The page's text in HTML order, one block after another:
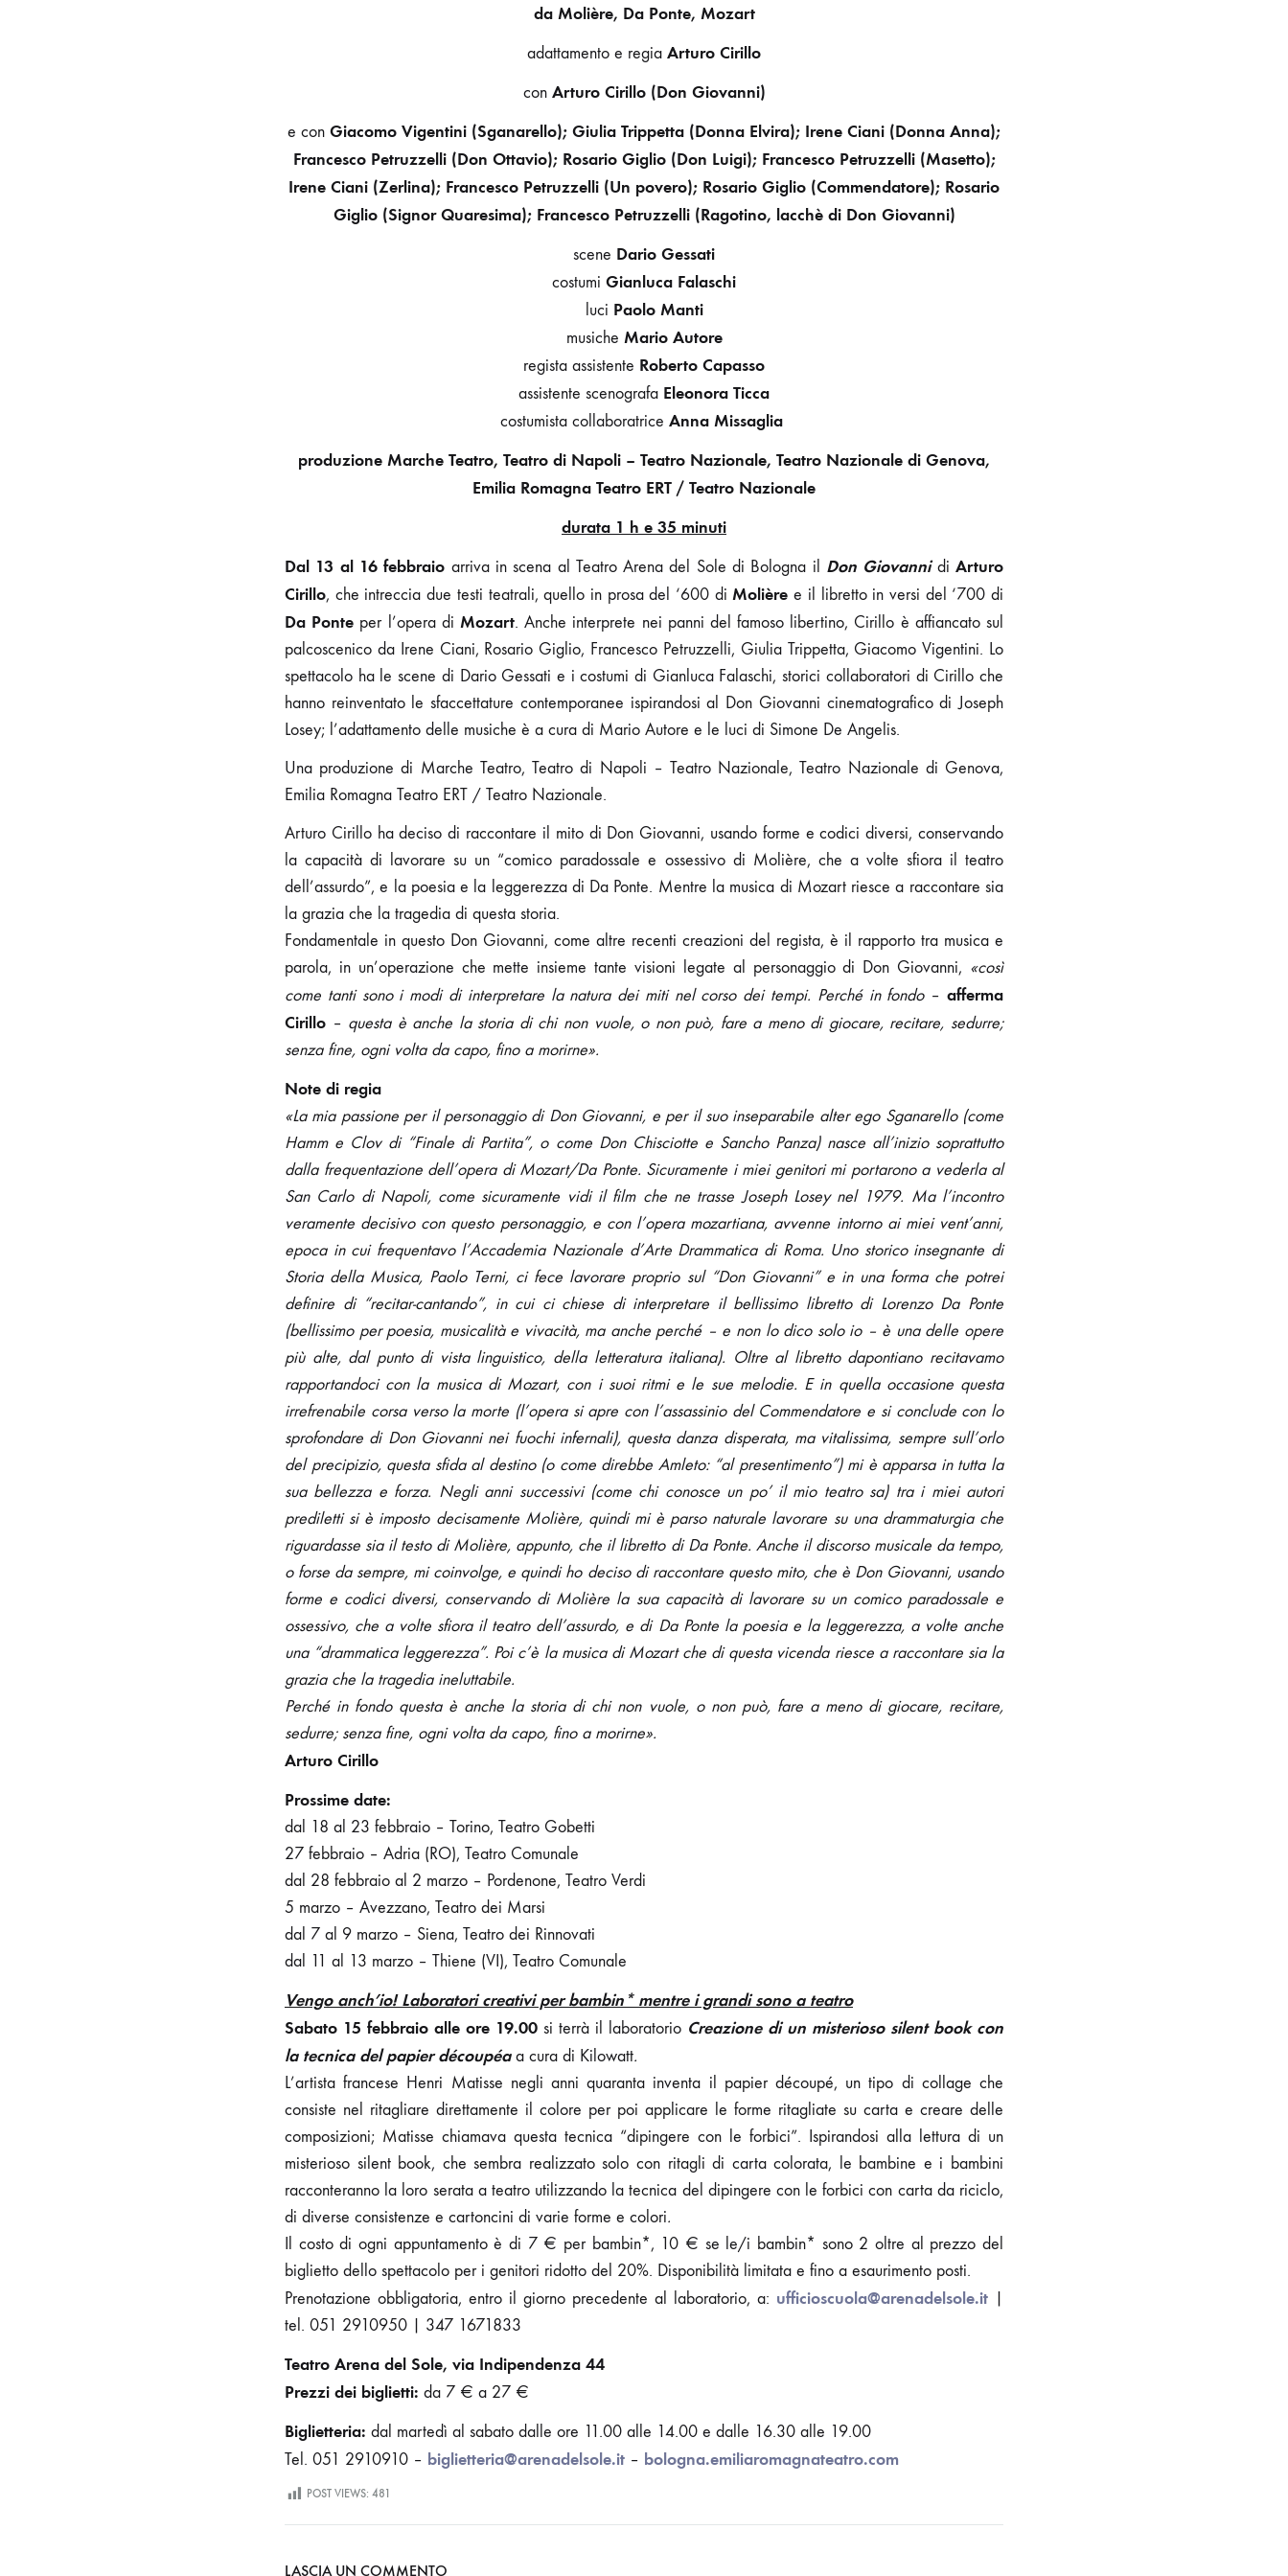
da Molière, Da Ponte, Mozart
adattamento e regia Arturo Cirillo
conArturo Cirillo (Don Giovanni)
e con Giacomo Vigentini (Sganarello); Giulia Trippetta (Donna Elvira); Irene Ciani (Donna Anna);
Francesco Petruzzelli (Don Ottavio); Rosario Giglio (Don Luigi); Francesco Petruzzelli (Masetto);
Irene Ciani (Zerlina); Francesco Petruzzelli (Un povero); Rosario Giglio (Commendatore); Rosario
Giglio (Signor Quaresima); Francesco Petruzzelli (Ragotino, lacchè di Don Giovanni)
scene Dario Gessati
costumi Gianluca Falaschi
luci Paolo Manti
musiche Mario Autore
regista assistente Roberto Capasso
assistente scenografa Eleonora Ticca
costumista collaboratrice Anna Missaglia
produzione Marche Teatro, Teatro di Napoli – Teatro Nazionale, Teatro Nazionale di Genova,
Emilia Romagna Teatro ERT / Teatro Nazionale
durata 1 h e 35 minuti
Dal 13 al 16 febbraio arriva in scena al Teatro Arena del Sole di Bologna il Don GiovannidiArturo
Cirillo, che intreccia due testi teatrali, quello in prosa del ‘600 diMolière e il libretto in versi del ‘700 di
Da Ponte per l’opera di Mozart. Anche interprete nei panni del famoso libertino, Cirillo è affiancato sul
palcoscenico da Irene Ciani, Rosario Giglio, Francesco Petruzzelli, Giulia Trippetta, Giacomo Vigentini. Lo
spettacolo ha le scene di Dario Gessati e i costumi di Gianluca Falaschi, storici collaboratori di Cirillo che
hanno reinventato le sfaccettature contemporanee ispirandosi al Don Giovanni cinematografico di Joseph
Losey; l’adattamento delle musiche è a cura di Mario Autore e le luci di Simone De Angelis.
Una produzione di Marche Teatro, Teatro di Napoli – Teatro Nazionale, Teatro Nazionale di Genova,
Emilia Romagna Teatro ERT / Teatro Nazionale.
Arturo Cirillo ha deciso di raccontare il mito di Don Giovanni, usando forme e codici diversi, conservando
la capacità di lavorare su un “comico paradossale e ossessivo di Molière, che a volte sfiora il teatro
dell’assurdo”, e la poesia e la leggerezza di Da Ponte. Mentre la musica di Mozart riesce a raccontare sia
la grazia che la tragedia di questa storia.
Fondamentale in questo Don Giovanni, come altre recenti creazioni del regista, è il rapporto tra musica e
parola, in un’operazione che mette insieme tante visioni legate al personaggio di Don Giovanni, «così
come tanti sono i modi di interpretare la natura dei miti nel corso dei tempi. Perché in fondo–afferma
Cirillo – questa è anche la storia di chi non vuole, o non può, fare a meno di giocare, recitare, sedurre;
senza fine, ogni volta da capo, fino a morirne».
Note di regia
«La mia passione per il personaggio di Don Giovanni, e per il suo inseparabile alter ego Sganarello (come
Hamm e Clov di “Finale di Partita”, o come Don Chisciotte e Sancho Panza) nasce all’inizio soprattutto
dalla frequentazione dell’opera di Mozart/Da Ponte. Sicuramente i miei genitori mi portarono a vederla al
San Carlo di Napoli, come sicuramente vidi il film che ne trasse Joseph Losey nel 1979. Ma l’incontro
veramente decisivo con questo personaggio, e con l’opera mozartiana, avvenne intorno ai miei vent’anni,
epoca in cui frequentavo l’Accademia Nazionale d’Arte Drammatica di Roma. Uno storico insegnante di
Storia della Musica, Paolo Terni, ci fece lavorare proprio sul “Don Giovanni” e in una forma che potrei
definire di “recitar-cantando”, in cui ci chiese di interpretare il bellissimo libretto di Lorenzo Da Ponte
(bellissimo per poesia, musicalità e vivacità, ma anche perché – e non lo dico solo io – è una delle opere
più alte, dal punto di vista linguistico, della letteratura italiana). Oltre al libretto dapontiano recitavamo
rapportandoci con la musica di Mozart, con i suoi ritmi e le sue melodie. E in quella occasione questa
irrefrenabile corsa verso la morte (l’opera si apre con l’assassinio del Commendatore e si conclude con lo
sprofondare di Don Giovanni nei fuochi infernali), questa danza disperata, ma vitalissima, sempre sull’orlo
del precipizio, questa sfida al destino (o come direbbe Amleto: “al presentimento”) mi è apparsa in tutta la
sua bellezza e forza. Negli anni successivi (come chi conosce un po’ il mio teatro sa) tra i miei autori
prediletti si è imposto decisamente Molière, quindi mi è parso naturale lavorare su una drammaturgia che
riguardasse sia il testo di Molière, appunto, che il libretto di Da Ponte. Anche il discorso musicale da tempo,
o forse da sempre, mi coinvolge, e quindi ho deciso di raccontare questo mito, che è Don Giovanni, usando
forme e codici diversi, conservando di Molière la sua capacità di lavorare su un comico paradossale e
ossessivo, che a volte sfiora il teatro dell’assurdo, e di Da Ponte la poesia e la leggerezza, a volte anche
una “drammatica leggerezza”. Poi c’è la musica di Mozart che di questa vicenda riesce a raccontare sia la
grazia che la tragedia ineluttabile.
Perché in fondo questa è anche la storia di chi non vuole, o non può, fare a meno di giocare, recitare,
sedurre; senza fine, ogni volta da capo, fino a morirne».
Arturo Cirillo
Prossime date:
dal 18 al 23 febbraio – Torino, Teatro Gobetti
27 febbraio – Adria (RO), Teatro Comunale
dal 28 febbraio al 2 marzo – Pordenone, Teatro Verdi
5 marzo – Avezzano, Teatro dei Marsi
dal 7 al 9 marzo – Siena, Teatro dei Rinnovati
dal 11 al 13 marzo – Thiene (VI), Teatro Comunale
Vengo anch’io! Laboratori creativi per bambin* mentre i grandi sono a teatro
Sabato 15 febbraio alle ore 19.00 si terrà il laboratorio Creazione di un misterioso silent book con
la tecnica del papier découpéaa cura di Kilowatt.
L’artista francese Henri Matisse negli anni quaranta inventa il papier découpé, un tipo di collage che
consiste nel ritagliare direttamente il colore per poi applicare le forme ritagliate su carta e creare delle
composizioni; Matisse chiamava questa tecnica “dipingere con le forbici”. Ispirandosi alla lettura di un
misterioso silent book, che sembra realizzato solo con ritagli di carta colorata, le bambine e i bambini
racconteranno la loro serata a teatro utilizzando la tecnica del dipingere con le forbici con carta da riciclo,
di diverse consistenze e cartoncini di varie forme e colori.
Il costo di ogni appuntamento è di 7 € per bambin*, 10 € se le/i bambin* sono 2 oltre al prezzo del
biglietto dello spettacolo per i genitori ridotto del 20%. Disponibilità limitata e fino a esaurimento posti.
Prenotazione obbligatoria, entro il giorno precedente al laboratorio, a: ufficioscuola@arenadelsole.it |
tel. 051 2910950 | 347 1671833
Teatro Arena del Sole, via Indipendenza 44
Prezzi dei biglietti: da 7 € a 27 €
Biglietteria: dal martedì al sabato dalle ore 11.00 alle 14.00 e dalle 16.30 alle 19.00
Tel. 051 2910910 – biglietteria@arenadelsole.it – bologna.emiliaromagnateatro.com
POST VIEWS: 481
LASCIA UN COMMENTO